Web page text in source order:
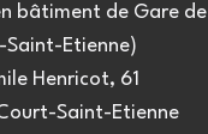
bâtiment de Gare de
Saint-Etienne)
Henricot, 61
Saint-Etienne